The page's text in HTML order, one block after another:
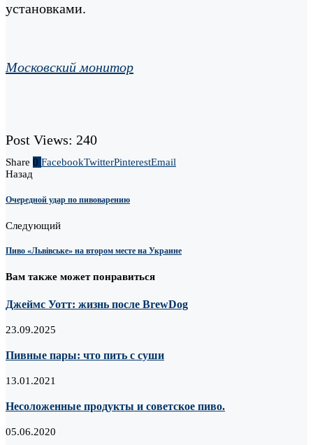
установками.
Московский монитор
Post Views: 240
Share 0 FacebookTwitterPinterestEmail
Назад
Очередной удар по пивоварению
Следующий
Пиво «Львівське» на втором месте на Украине
Вам также может понравиться
Джеймс Уотт: жизнь после BrewDog
23.09.2025
Пивные пары: что пить с суши
13.01.2021
Несоложенные продукты и советское пиво.
05.06.2020